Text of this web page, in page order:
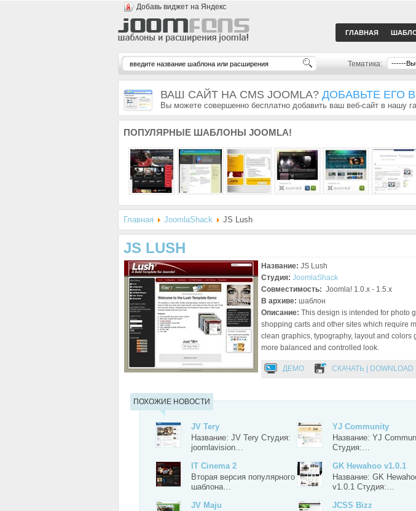
Добавь виджет на Яндекс
ГЛАВНАЯ
Тематика:
ВАШ САЙТ НА CMS JOOMLA? ДОБАВЬТЕ ЕГО В
Вы можете совершенно бесплатно добавить ваш веб-сайт в нашу
ПОПУЛЯРНЫЕ ШАБЛОНЫ JOOMLA!
Главная JoomlaShack JS Lush
JS LUSH
Название: JS Lush
Студия: JoomlaShack
Совместимость: Joomla! 1.0.x - 1.5.x
В архиве: шаблон
Описание: This design is intended for photo
shopping carts and other sites which require
clean graphics, typography, layout and colors
more balanced and controlled look.
ДЕМО СКАЧАТЬ | DOWNLOAD
ПОХОЖИЕ НОВОСТИ
JV Tery
Название: JV Tery Студия:
joomlavision…
YJ Community
Название: YJ
Студия:…
IT Cinema 2
Вторая версия популярного
шаблона…
GK Hewahoo v1.0.1
Название: GK
v1.0.1 Студия:…
JV Maju
JCSS Bizz